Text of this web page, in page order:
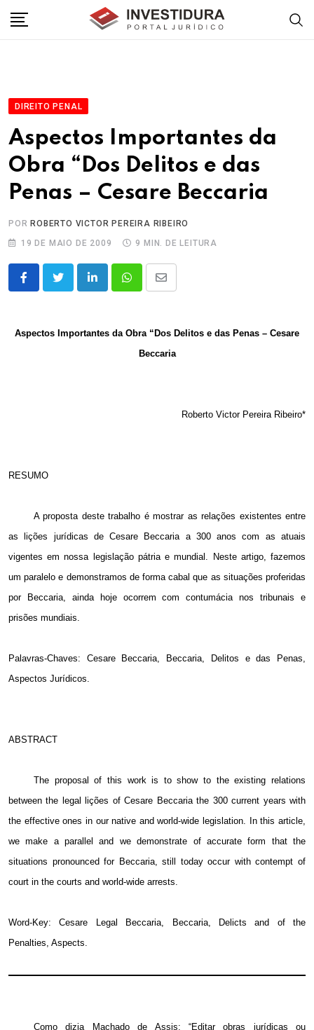
DIREITO PENAL
Aspectos Importantes da
Obra “Dos Delitos e das
Penas – Cesare Beccaria
POR ROBERTO VICTOR PEREIRA RIBEIRO
19 DE MAIO DE 2009
9 MIN. DE LEITURA
LinkedInWhatsappShare
Aspectos Importantes da Obra “Dos Delitos e das Penas – Cesare
Beccaria
Roberto Victor Pereira Ribeiro*
RESUMO
A proposta deste trabalho é mostrar as relações existentes entre
as lições jurídicas de Cesare Beccaria a 300 anos com as atuais
vigentes em nossa legislação pátria e mundial. Neste artigo, fazemos
um paralelo e demonstramos de forma cabal que as situações proferidas
por Beccaria, ainda hoje ocorrem com contumácia nos tribunais e
prisões mundiais.
Palavras-Chaves: Cesare Beccaria, Beccaria, Delitos e das Penas,
Aspectos Jurídicos.
ABSTRACT
The proposal of this work is to show to the existing relations
between the legal lições of Cesare Beccaria the 300 current years with
the effective ones in our native and world-wide legislation. In this article,
we make a parallel and we demonstrate of accurate form that the
situations pronounced for Beccaria, still today occur with contempt of
court in the courts and world-wide arrests.
Word-Key: Cesare Legal Beccaria, Beccaria, Delicts and of the
Penalties, Aspects.
Como dizia Machado de Assis: “Editar obras jurídicas ou